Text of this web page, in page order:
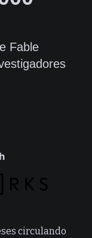
Fable
circulando